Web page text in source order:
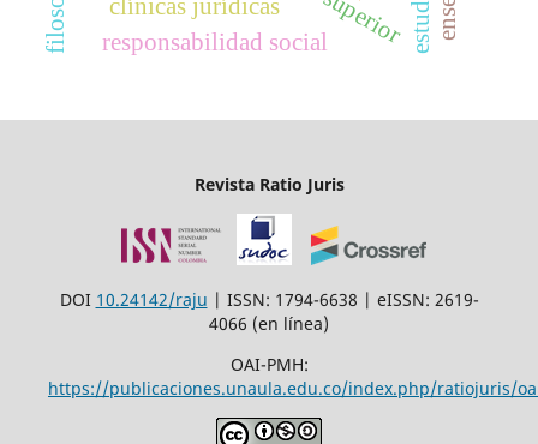
clínicas jurídicas
responsabilidad social
Revista Ratio Juris
DOI 10.24142/raju | ISSN: 1794-6638 | eISSN: 2619-
4066 (en línea)
OAI-PMH:
https://publicaciones.unaula.edu.co/index.php/ratiojuris/